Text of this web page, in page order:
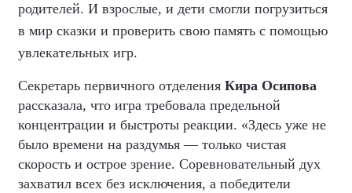
родителей. И взрослые, и дети смогли погрузиться
в мир сказки и проверить свою память с помощью
увлекательных игр.
Секретарь первичного отделения Кира Осипова
рассказала, что игра требовала предельной
концентрации и быстроты реакции. «Здесь уже не
было времени на раздумья — только чистая
скорость и острое зрение. Соревновательный дух
захватил всех без исключения, а победители